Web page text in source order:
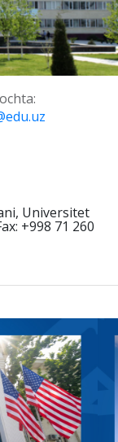
Universitet
+998 71 260